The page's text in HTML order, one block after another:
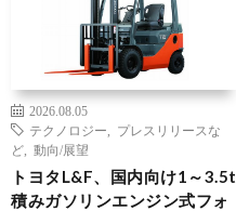
2026.08.05
テクノロジー
プレスリリースな
ど
動向/展望
トヨタL&F、国内向け1～3.5t
積みガソリンエンジン式フォ